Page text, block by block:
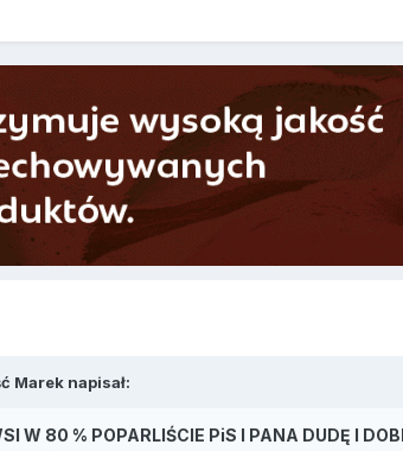
Marek napisał:
W 80 % POPARLIŚCIE PiS I PANA DUDĘ I